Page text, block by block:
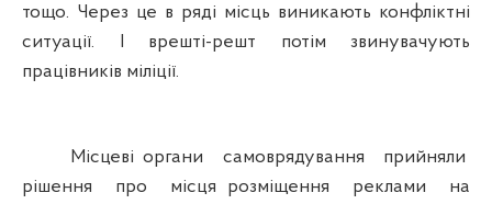
тощо. Через це в ряді місць виникають конфліктні
ситуації. І врешті-решт потім звинувачують
працівників міліції.
Місцеві органи самоврядування прийняли
рішення про місця розміщення реклами на